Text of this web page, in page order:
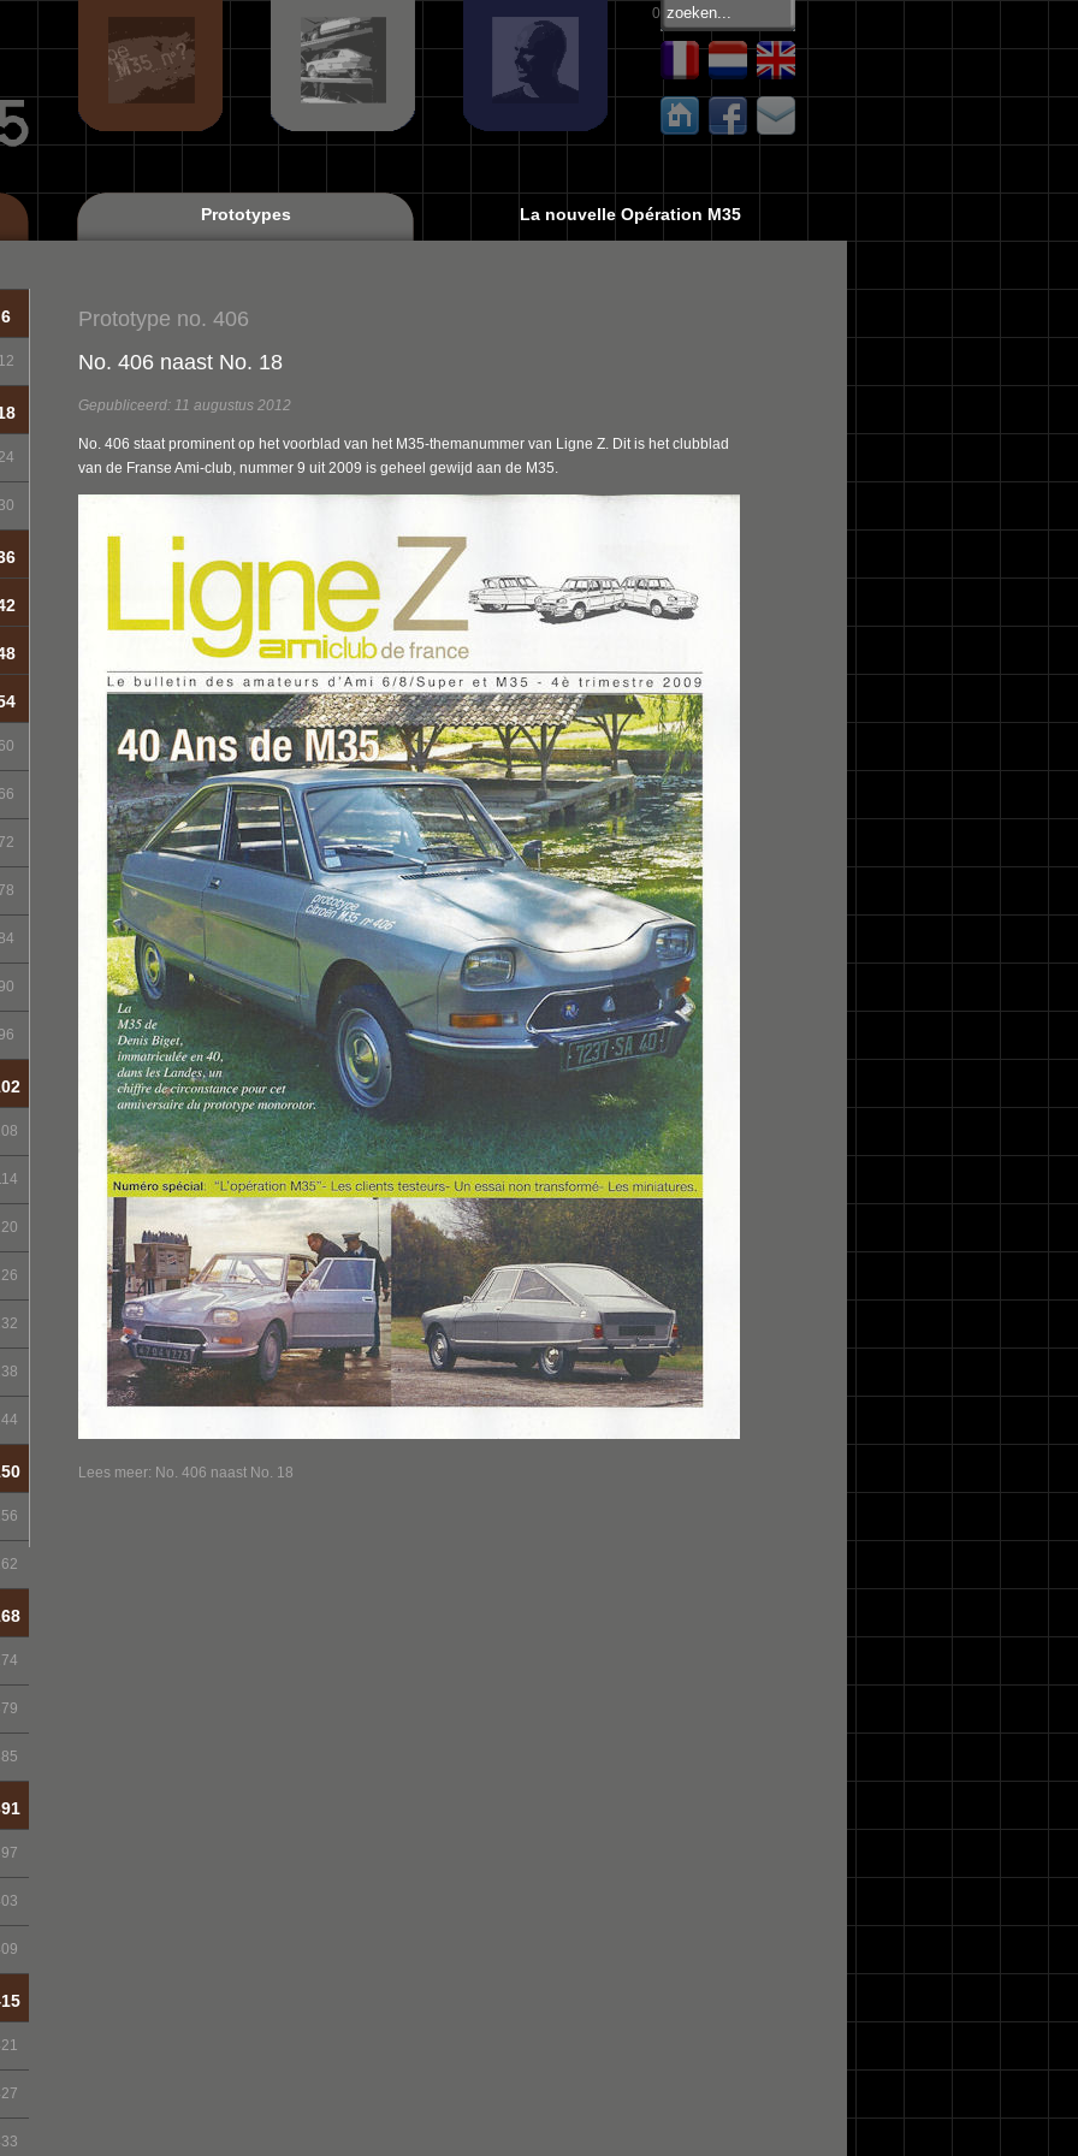
0
Prototypes La nouvelle Opération M35
6
Prototype no. 406
No. 406 naast No. 18
Gepubliceerd: 11 augustus 2012
No. 406 staat prominent op het voorblad van het M35-themanummer van Ligne Z. Dit is het clubblad
van de Franse Ami-club, nummer 9 uit 2009 is geheel gewijd aan de M35.
Lees meer: No. 406 naast No. 18